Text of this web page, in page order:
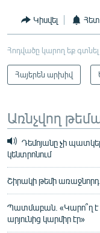
Կիսվել
Հոդվածը կարող եք
Հայերեն արխիվ
Առնչվող
Դեմոյանը չի
կենտրոնում
Շիրակի թեմի
Պատմաբան. «Կարո՞ղ է
արյունից կարմիր էր»